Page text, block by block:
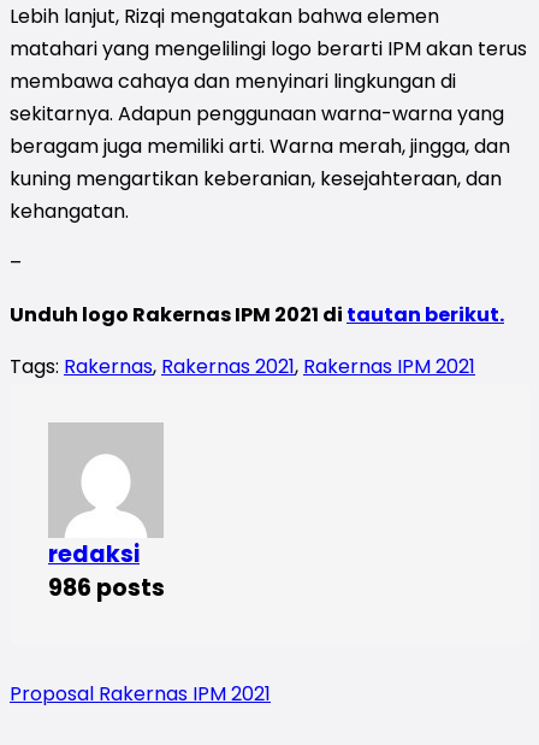
Lebih lanjut, Rizqi mengatakan bahwa elemen
matahari yang mengelilingi logo berarti IPM akan terus
membawa cahaya dan menyinari lingkungan di
sekitarnya. Adapun penggunaan warna-warna yang
beragam juga memiliki arti. Warna merah, jingga, dan
kuning mengartikan keberanian, kesejahteraan, dan
kehangatan.
–
Unduh logo Rakernas IPM 2021 di tautan berikut.
Tags: Rakernas, Rakernas 2021, Rakernas IPM 2021
redaksi
986 posts
Proposal Rakernas IPM 2021